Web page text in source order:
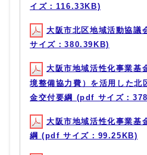
イズ：116.33KB)
大阪市北区地域活動協
サイズ：380.39KB)
大阪市地域活性化事業基
境整備協力費）を活用した北
金交付要綱 (pdf サイズ：
大阪市地域活性化事業基
綱 (pdf サイズ：99.25KB)